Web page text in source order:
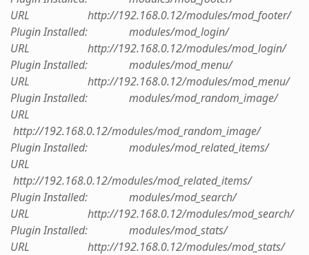
URL http://192.168.0.12/modules/mod_footer/
Plugin Installed: modules/mod_login/
URL http://192.168.0.12/modules/mod_login/
Plugin Installed: modules/mod_menu/
URL http://192.168.0.12/modules/mod_menu/
Plugin Installed: modules/mod_random_image/
URL
http://192.168.0.12/modules/mod_random_image/
Plugin Installed: modules/mod_related_items/
URL
http://192.168.0.12/modules/mod_related_items/
Plugin Installed: modules/mod_search/
URL http://192.168.0.12/modules/mod_search/
Plugin Installed: modules/mod_stats/
URL http://192.168.0.12/modules/mod_stats/